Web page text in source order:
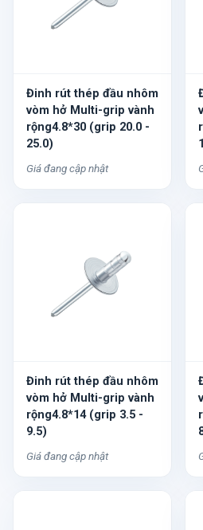
Đinh rút thép đầu nhôm
vòm hở Multi-grip vành
rộng4.8*30 (grip 20.0 -
25.0)
Giá đang cập nhật
Đinh rút thép đầu nhôm
vòm hở Multi-grip vành
rộng4.8*14 (grip 3.5 -
9.5)
Giá đang cập nhật